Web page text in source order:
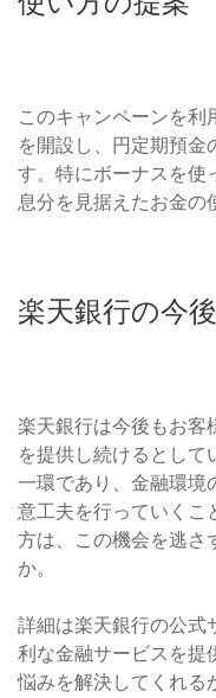
このキャンペーンを利
を開設し、円定期預金
す。特にボーナスを使
息分を見据えたお金の
楽天銀行の今
楽天銀行は今後もお客
を提供し続けるとし
一環であり、金融環境
意工夫を行っていくこ
方は、この機会を逃さ
か。
詳細は楽天銀行の公式
利な金融サービスを提
悩みを解決してくれる